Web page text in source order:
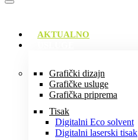
AKTUALNO
Grafički dizajn
Grafičke usluge
Grafička priprema
Tisak
Digitalni Eco solvent
Digitalni laserski tisak